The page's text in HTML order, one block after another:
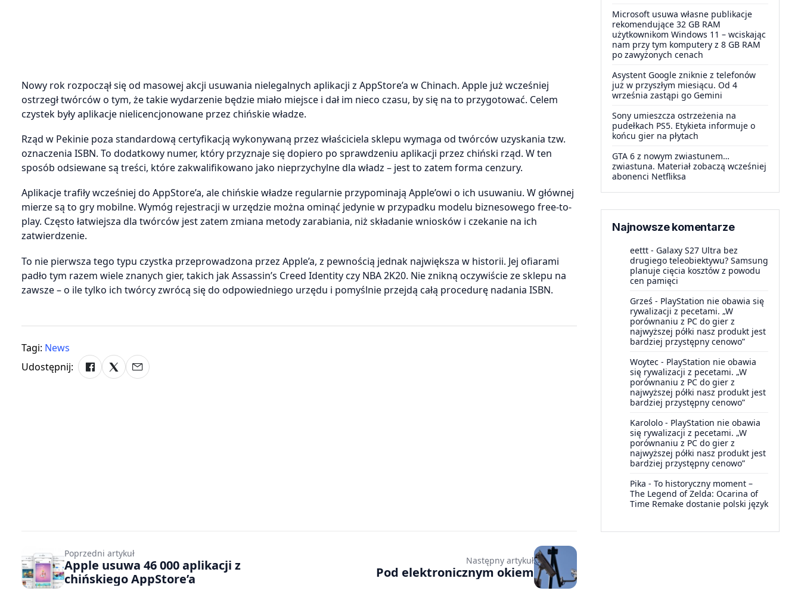
Nowy rok rozpoczął się od masowej akcji usuwania nielegalnych aplikacji z AppStore’a w Chinach. Apple już wcześniej
ostrzegł twórców o tym, że takie wydarzenie będzie miało miejsce i dał im nieco czasu, by się na to przygotować. Celem
czystek były aplikacje nielicencjonowane przez chińskie władze.
Rząd w Pekinie poza standardową certyfikacją wykonywaną przez właściciela sklepu wymaga od twórców uzyskania tzw.
oznaczenia ISBN. To dodatkowy numer, który przyznaje się dopiero po sprawdzeniu aplikacji przez chiński rząd. W ten
sposób odsiewane są treści, które zakwalifikowano jako nieprzychylne dla władz – jest to zatem forma cenzury.
Aplikacje trafiły wcześniej do AppStore’a, ale chińskie władze regularnie przypominają Apple’owi o ich usuwaniu. W głównej
mierze są to gry mobilne. Wymóg rejestracji w urzędzie można ominąć jedynie w przypadku modelu biznesowego free-to-
play. Często łatwiejsza dla twórców jest zatem zmiana metody zarabiania, niż składanie wniosków i czekanie na ich
zatwierdzenie.
To nie pierwsza tego typu czystka przeprowadzona przez Apple’a, z pewnością jednak największa w historii. Jej ofiarami
padło tym razem wiele znanych gier, takich jak Assassin’s Creed Identity czy NBA 2K20. Nie znikną oczywiście ze sklepu na
zawsze – o ile tylko ich twórcy zwrócą się do odpowiedniego urzędu i pomyślnie przejdą całą procedurę nadania ISBN.
Tagi: News
Udostępnij:
Microsoft usuwa własne publikacje
rekomendujące 32 GB RAM
użytkownikom Windows 11 – wciskając
nam przy tym komputery z 8 GB RAM
po zawyżonych cenach
Asystent Google zniknie z telefonów
już w przyszłym miesiącu. Od 4
września zastąpi go Gemini
Sony umieszcza ostrzeżenia na
pudełkach PS5. Etykieta informuje o
końcu gier na płytach
GTA 6 z nowym zwiastunem…
zwiastuna. Materiał zobaczą wcześniej
abonenci Netfliksa
Najnowsze komentarze
eettt - Galaxy S27 Ultra bez
drugiego teleobiektywu? Samsung
planuje cięcia kosztów z powodu
cen pamięci
Grześ - PlayStation nie obawia się
rywalizacji z pecetami. „W
porównaniu z PC do gier z
najwyższej półki nasz produkt jest
bardziej przystępny cenowo”
Woytec - PlayStation nie obawia
się rywalizacji z pecetami. „W
porównaniu z PC do gier z
najwyższej półki nasz produkt jest
bardziej przystępny cenowo”
Karololo - PlayStation nie obawia
się rywalizacji z pecetami. „W
porównaniu z PC do gier z
najwyższej półki nasz produkt jest
bardziej przystępny cenowo”
Pika - To historyczny moment –
The Legend of Zelda: Ocarina of
Time Remake dostanie polski język
Poprzedni artykuł
Apple usuwa 46 000 aplikacji z
chińskiego AppStore’a
Następny artykuł
Pod elektronicznym okiem